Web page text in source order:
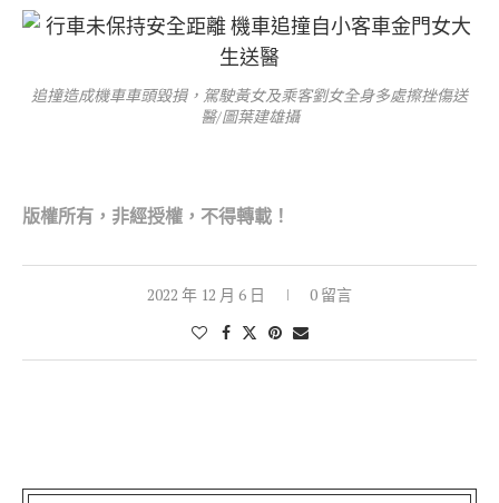
追撞造成機車車頭毀損，駕駛黃女及乘客劉女全身多處擦挫傷送
醫/圖葉建雄攝
版權所有，非經授權，不得轉載！
2022 年 12 月 6 日 0 留言